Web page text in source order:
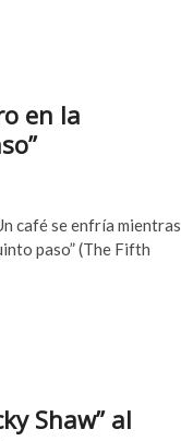
en la
café se enfría mientras
paso” (The Fifth
Shaw” al